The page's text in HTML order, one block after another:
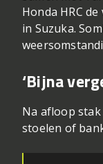
Honda HRC
in Suzuka.
‘Bijna
Na afloop
stoelen of